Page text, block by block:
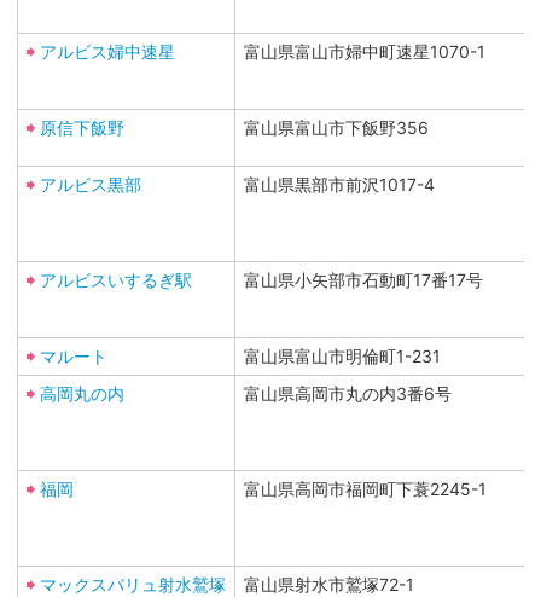
アルビス婦中速星 富山県富山市婦中町速星1070-1
原信下飯野 富山県富山市下飯野356
アルビス黒部 富山県黒部市前沢1017-4
アルビスいするぎ駅 富山県小矢部市石動町17番17号
マルート
富山県富山市明倫町1-231
高岡丸の内
富山県高岡市丸の内3番6号
福岡 富山県高岡市福岡町下蓑2245-1
マックスバリュ射水鷲塚
富山県射水市鷲塚72-1